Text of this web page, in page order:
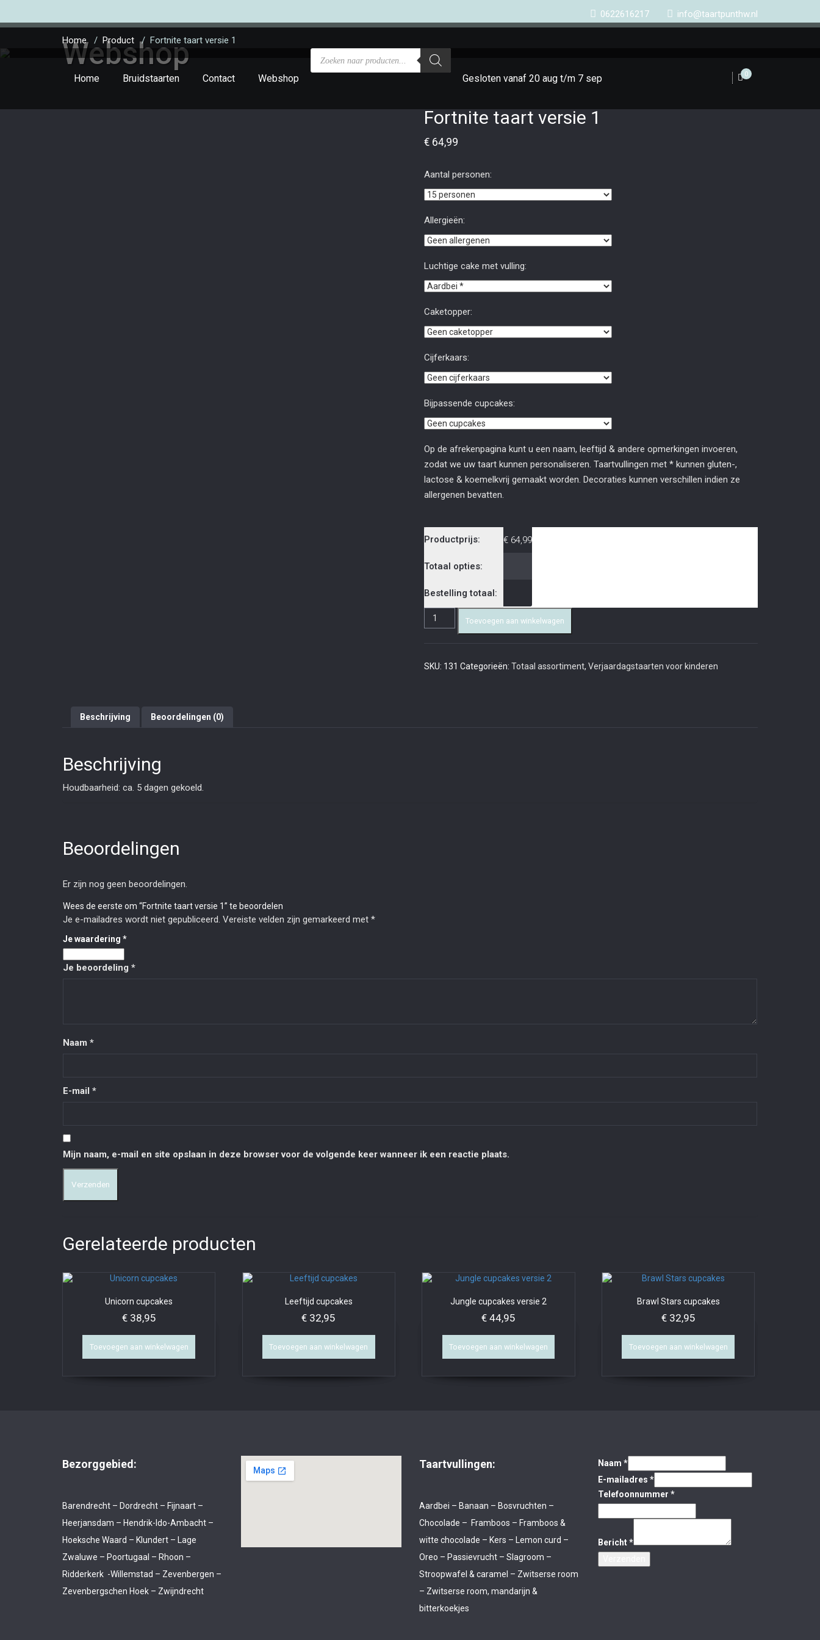
0622616217 info@taartpunthw.nl
Home Bruidstaarten Contact Webshop Gesloten vanaf 20 aug t/m 7 sep 0
Webshop
Home/ Product / Fortnite taart versie 1
Fortnite taart versie 1
€64,99
Aantal personen:
Allergieën:
Luchtige cake met vulling:
Caketopper:
Cijferkaars:
Bijpassende cupcakes:
Op de afrekenpagina kunt u een naam, leeftijd & andere opmerkingen invoeren,
zodat we uw taart kunnen personaliseren. Taartvullingen met * kunnen gluten-,
lactose & koemelkvrij gemaakt worden. Decoraties kunnen verschillen indien ze
allergenen bevatten.
Productprijs: €64,99
Totaal opties:
Bestelling totaal:
Toevoegen aan winkelwagen
SKU: 131 Categorieën: Totaal assortiment, Verjaardagstaarten voor kinderen
Beschrijving Beoordelingen (0)
Beschrijving
Houdbaarheid: ca. 5 dagen gekoeld.
Beoordelingen
Er zijn nog geen beoordelingen.
Wees de eerste om “Fortnite taart versie 1” te beoordelen
Je e-mailadres wordt niet gepubliceerd. Vereiste velden zijn gemarkeerd met *
Je waardering *
Je beoordeling *
Naam *
E-mail *
Mijn naam, e-mail en site opslaan in deze browser voor de volgende keer wanneer ik een reactie plaats.
Gerelateerde producten
Unicorn cupcakes
€38,95
Toevoegen aan winkelwagen
Leeftijd cupcakes
€ 32,95
Toevoegen aan winkelwagen
Jungle cupcakes versie 2
€ 44,95
Toevoegen aan winkelwagen
Brawl Stars cupcakes
€32,95
Toevoegen aan winkelwagen
Bezorggebied:
Barendrecht – Dordrecht – Fijnaart –
Heerjansdam – Hendrik-Ido-Ambacht –
Hoeksche Waard – Klundert – Lage
Zwaluwe – Poortugaal – Rhoon –
Ridderkerk -Willemstad – Zevenbergen –
Zevenbergschen Hoek – Zwijndrecht
Taartvullingen:
Aardbei – Banaan – Bosvruchten –
Chocolade – Framboos – Framboos &
witte chocolade – Kers – Lemon curd –
Oreo – Passievrucht – Slagroom –
Stroopwafel & caramel – Zwitserse room
– Zwitserse room, mandarijn &
bitterkoekjes
Naam *
E-mailadres *
Telefoonnummer *
Bericht*